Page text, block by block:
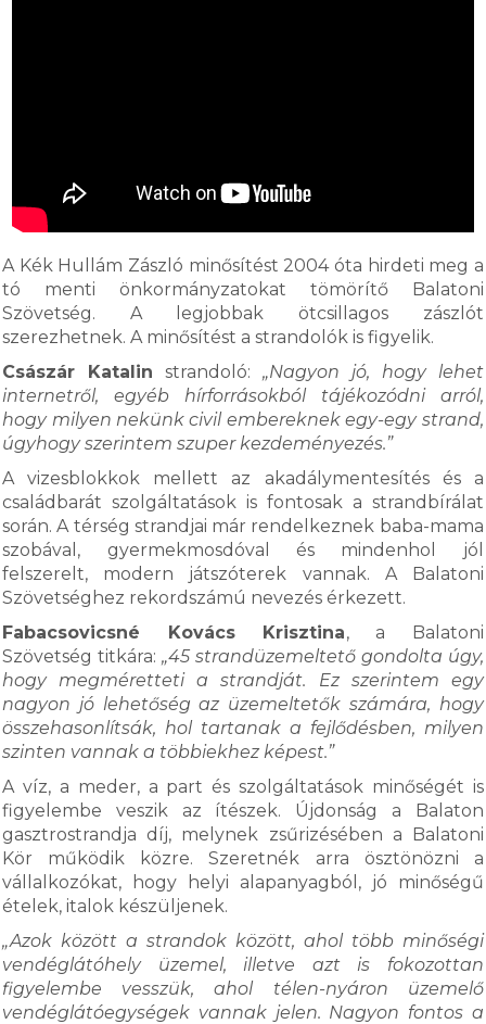
A Kék Hullám Zászló minősítést 2004 óta hirdeti meg a
tó menti önkormányzatokat tömörítő Balatoni
Szövetség. A legjobbak ötcsillagos zászlót
szerezhetnek. A minősítést a strandolók is figyelik.
Császár Katalin strandoló: „Nagyon jó, hogy lehet
internetről, egyéb hírforrásokból tájékozódni arról,
hogy milyen nekünk civil embereknek egy-egy strand,
úgyhogy szerintem szuper kezdeményezés.”
A vizesblokkok mellett az akadálymentesítés és a
családbarát szolgáltatások is fontosak a strandbírálat
során. A térség strandjai már rendelkeznek baba-mama
szobával, gyermekmosdóval és mindenhol jól
felszerelt, modern játszóterek vannak. A Balatoni
Szövetséghez rekordszámú nevezés érkezett.
Fabacsovicsné Kovács Krisztina, a Balatoni
Szövetség titkára:„45 strandüzemeltető gondolta úgy,
hogy megméretteti a strandját. Ez szerintem egy
nagyon jó lehetőség az üzemeltetők számára, hogy
összehasonlítsák, hol tartanak a fejlődésben, milyen
szinten vannak a többiekhez képest.”
A víz, a meder, a part és szolgáltatások minőségét is
figyelembe veszik az ítészek. Újdonság a Balaton
gasztrostrandja díj, melynek zsűrizésében a Balatoni
Kör működik közre. Szeretnék arra ösztönözni a
vállalkozókat, hogy helyi alapanyagból, jó minőségű
ételek, italok készüljenek.
„Azok között a strandok között, ahol több minőségi
vendéglátóhely üzemel, illetve azt is fokozottan
figyelembe vesszük, ahol télen-nyáron üzemelő
vendéglátóegységek vannak jelen. Nagyon fontos a